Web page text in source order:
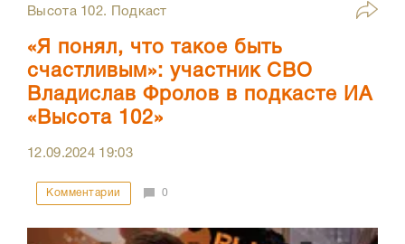
Высота 102. Подкаст
«Я понял, что такое быть
счастливым»: участник СВО
Владислав Фролов в подкасте ИА
«Высота 102»
12.09.2024 19:03
Комментарии 0